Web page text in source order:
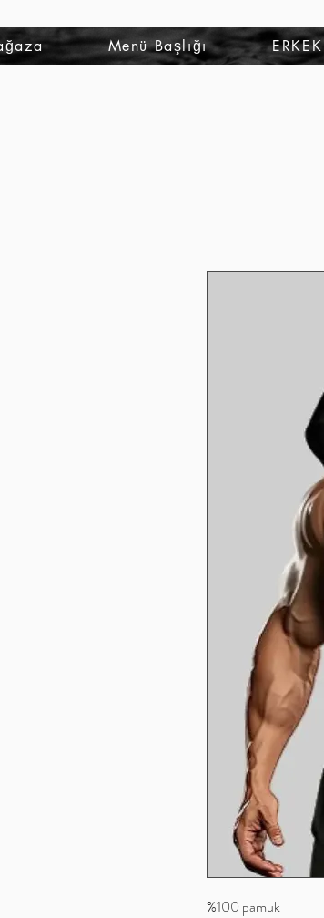
Menü Başlığı ERKEK
%100 pamuk